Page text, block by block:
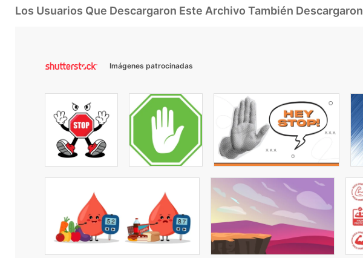
Los Usuarios Que Descargaron Este Archivo También Descargaron
Imágenes patrocinadas